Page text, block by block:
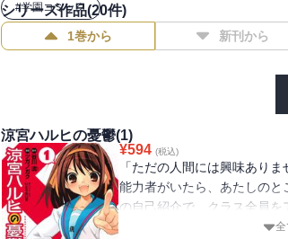
#学園コミック
シリーズ作品(20件)
1巻から 新刊から
涼宮ハルヒの憂鬱(1)
¥594 (税込)
「ただの人間には興味あり
能力者がいたら、あたしのと
の自己紹介で、クラス全員を
ルヒは心の底から本気だっ全